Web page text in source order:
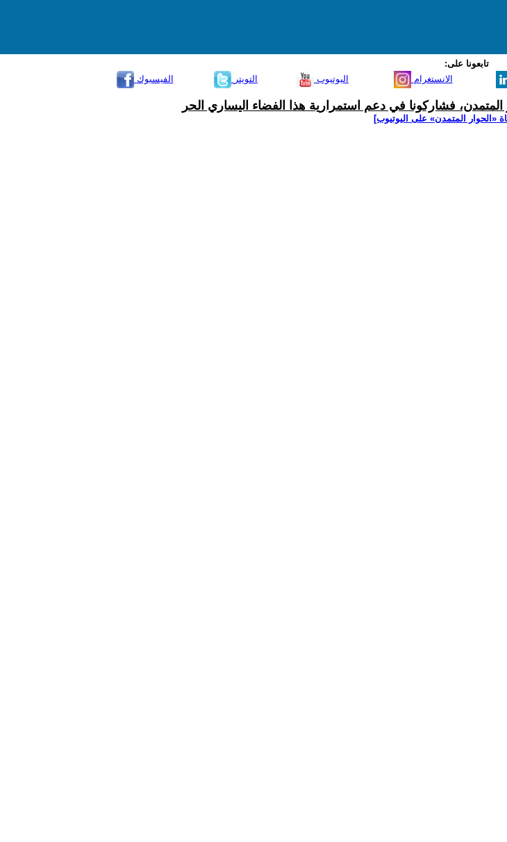
تابعونا على:
الفيسبوك
التويتر اليوتيوب الانستغرام
المتمدن، فشاركونا في دعم استمرارية هذا الفضاء اليساري الحر
‫«الحوار المتمدن» على اليوتيوب]